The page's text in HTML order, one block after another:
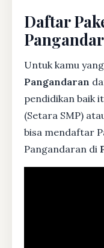
Daftar
Untuk kamu
Pangandaran
pendidikan baik
(Setara SMP)
bisa mendaftar
Pangandaran di